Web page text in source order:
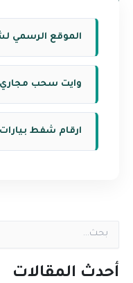
الموقع الرسمي
وايت سحب مجاري
ارقام شفط
حأحدث المقالات